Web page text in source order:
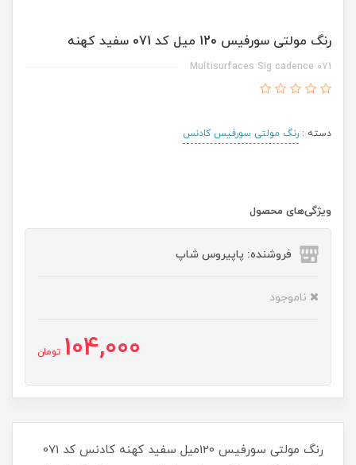
رنگ مولتی سورفیس 120 میل کد 071 سفید کهنه
Multisurfaces Sig cadence 071
دسته : رنگ مولتی سورفیس کادنس
ویژگی‌های محصول
فروشنده: پاپیروس شاپ
ناموجود
104,000 تومان
رنگ مولتی سورفیس 120میل سفید کهنه کادنس کد 071